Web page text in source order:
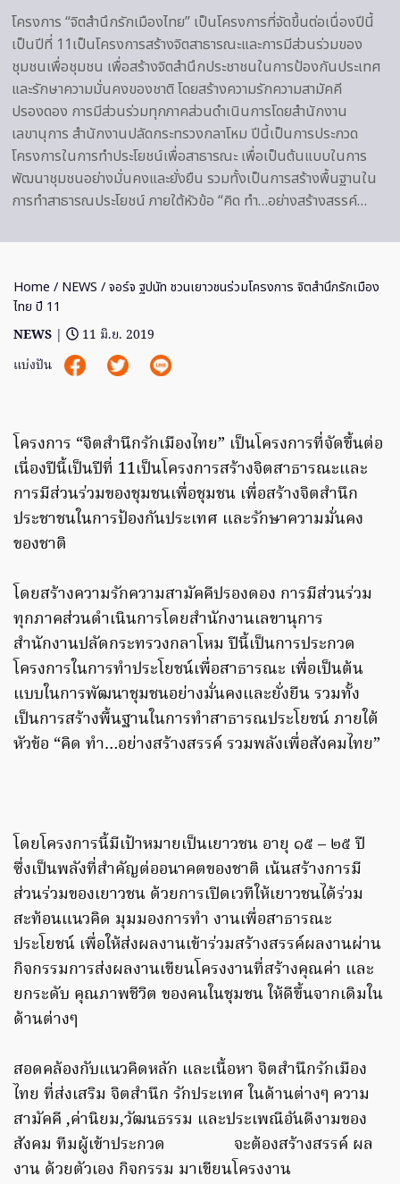
โครงการ “จิตสำนึกรักเมืองไทย” เป็นโครงการที่จัดขึ้นต่อเนื่องปีนี้
เป็นปีที่ 11เป็นโครงการสร้างจิตสาธารณะและการมีส่วนร่วมของ
ชุมชนเพื่อชุมชน เพื่อสร้างจิตสำนึกประชาชนในการป้องกันประเทศ
และรักษาความมั่นคงของชาติ โดยสร้างความรักความสามัคคี
ปรองดอง การมีส่วนร่วมทุกภาคส่วนดำเนินการโดยสำนักงาน
เลขานุการ สำนักงานปลัดกระทรวงกลาโหม ปีนี้เป็นการประกวด
โครงการในการทำประโยชน์เพื่อสาธารณะ เพื่อเป็นต้นแบบในการ
พัฒนาชุมชนอย่างมั่นคงและยั่งยืน รวมทั้งเป็นการสร้างพื้นฐานใน
การทำสาธารณประโยชน์ ภายใต้หัวข้อ “คิด ทำ…อย่างสร้างสรรค์…
Home / NEWS / จอร์จ ฐปนัท ชวนเยาวชนร่วมโครงการ จิตสำนึกรักเมือง
ไทย ปี 11
NEWS |
11 มิ.ย. 2019
แบ่งปัน
โครงการ “จิตสำนึกรักเมืองไทย” เป็นโครงการที่จัดขึ้นต่อ
เนื่องปีนี้เป็นปีที่ 11เป็นโครงการสร้างจิตสาธารณะและ
การมีส่วนร่วมของชุมชนเพื่อชุมชน เพื่อสร้างจิตสำนึก
ประชาชนในการป้องกันประเทศ และรักษาความมั่นคง
ของชาติ
โดยสร้างความรักความสามัคคีปรองดอง การมีส่วนร่วม
ทุกภาคส่วนดำเนินการโดยสำนักงานเลขานุการ
สำนักงานปลัดกระทรวงกลาโหม ปีนี้เป็นการประกวด
โครงการในการทำประโยชน์เพื่อสาธารณะ เพื่อเป็นต้น
แบบในการพัฒนาชุมชนอย่างมั่นคงและยั่งยืน รวมทั้ง
เป็นการสร้างพื้นฐานในการทำสาธารณประโยชน์ ภายใต้
หัวข้อ “คิด ทำ…อย่างสร้างสรรค์ รวมพลังเพื่อสังคมไทย”
โดยโครงการนี้มีเป้าหมายเป็นเยาวชน อายุ ๑๕ – ๒๕ ปี
ซึ่งเป็นพลังที่สำคัญต่ออนาคตของชาติ เน้นสร้างการมี
ส่วนร่วมของเยาวชน ด้วยการเปิดเวทีให้เยาวชนได้ร่วม
สะท้อนแนวคิด มุมมองการทำ งานเพื่อสาธารณะ
ประโยชน์ เพื่อให้ส่งผลงานเข้าร่วมสร้างสรรค์ผลงานผ่าน
กิจกรรมการส่งผลงานเขียนโครงงานที่สร้างคุณค่า และ
ยกระดับ คุณภาพชีวิต ของคนในชุมชน ให้ดีขึ้นจากเดิมใน
ด้านต่างๆ
สอดคล้องกับแนวคิดหลัก และเนื้อหา จิตสำนึกรักเมือง
ไทย ที่ส่งเสริม จิตสำนึก รักประเทศ ในด้านต่างๆ ความ
สามัคคี ,ค่านิยม,วัฒนธรรม และประเพณีอันดีงามของ
สังคม ทีมผู้เข้าประกวด จะต้องสร้างสรรค์ ผล
งาน ด้วยตัวเอง กิจกรรม มาเขียนโครงงาน